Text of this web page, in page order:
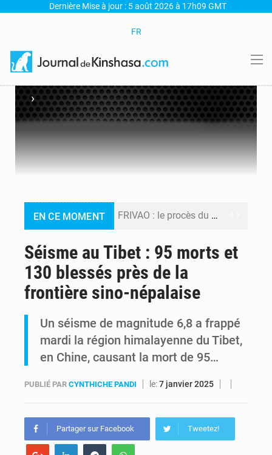
Dernière Mise à jour : 5 août 2026 à 17h09 GMT
FR
›
EN CE MOMENT FRIVAO : le procès du détournement de 325 millions de dollars reporté à la mi-août
RDC : Christian Bosembe annonce la fermeture imminente de TikTok pour stopper la propagande de l’AFC-M23
Séisme au Tibet : 95 morts et
130 blessés près de la
frontière sino-népalaise
Un séisme de magnitude 6,8 a frappé
mardi la région himalayenne du Tibet,
en Chine, causant la mort de 95…
PUBLIÉ PAR CYNTHICHE PANDI le:7 janvier 2025
Partager sur Facebook Tweetez!